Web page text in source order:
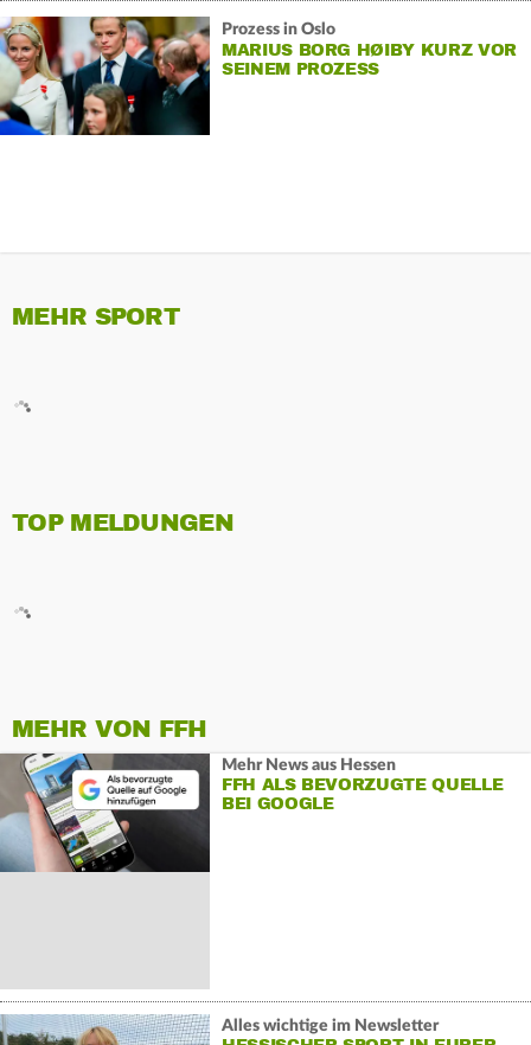
Prozess in Oslo
MARIUS BORG HØIBY KURZ VOR
SEINEM PROZESS
MEHR SPORT
TOP MELDUNGEN
MEHR VON FFH
Mehr News aus Hessen
FFH ALS BEVORZUGTE QUELLE
BEI GOOGLE
Alles wichtige im Newsletter